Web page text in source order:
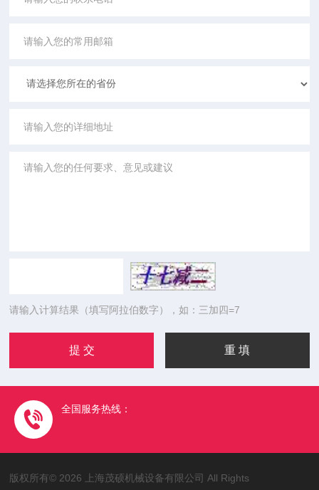
请输入计算结果（填写阿拉伯数字），如：三加四=7
全国服务热线：
版权所有© 2026 上海茂硕机械设备有限公司 All Rights